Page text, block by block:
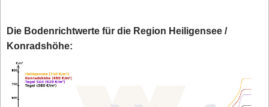
Die Bodenrichtwerte für die Region Heiligensee /
Konradshöhe: